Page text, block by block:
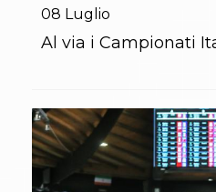
08 Luglio
Al via i Campionati